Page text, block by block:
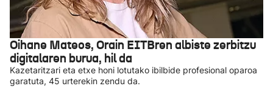
Oihane Mateos, Orain EITBren albiste zerbitzu
digitalaren burua, hil da
Kazetaritzari eta etxe honi lotutako ibilbide profesional oparoa
garatuta, 45 urterekin zendu da.